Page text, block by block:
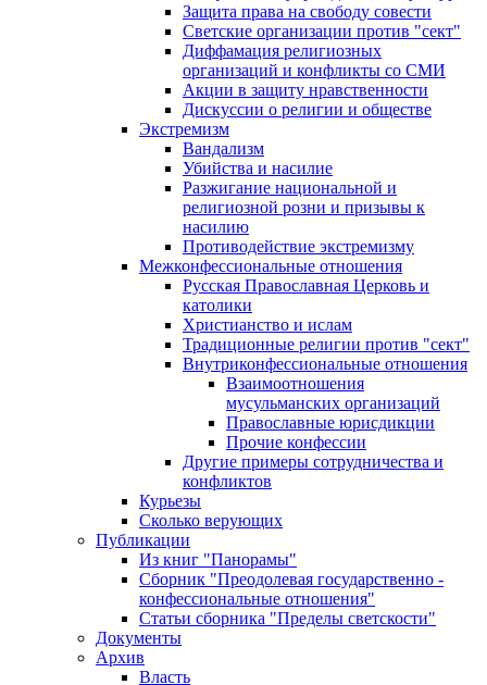
Защита права на свободу совести
Светские организации против "сект"
Диффамация религиозных
организаций и конфликты со СМИ
Акции в защиту нравственности
Дискуссии о религии и обществе
Экстремизм
Вандализм
Убийства и насилие
Разжигание национальной и
религиозной розни и призывы к
насилию
Противодействие экстремизму
Межконфессиональные отношения
Русская Православная Церковь и
католики
Христианство и ислам
Традиционные религии против "сект"
Внутриконфессиональные отношения
Взаимоотношения
мусульманских организаций
Православные юрисдикции
Прочие конфессии
Другие примеры сотрудничества и
конфликтов
Курьезы
Сколько верующих
Публикации
Из книг "Панорамы"
Сборник "Преодолевая государственно -
конфессиональные отношения"
Статьи сборника "Пределы светскости"
Документы
Архив
Власть